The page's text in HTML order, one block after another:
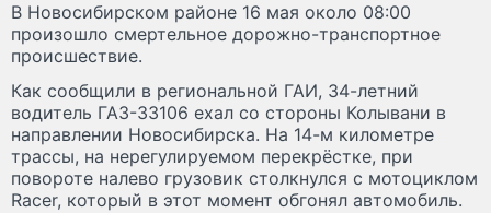
В Новосибирском районе 16 мая около 08:00
произошло смертельное дорожно-транспортное
происшествие.
Как сообщили в региональной ГАИ, 34-летний
водитель ГАЗ-33106 ехал со стороны Колывани в
направлении Новосибирска. На 14-м километре
трассы, на нерегулируемом перекрёстке, при
повороте налево грузовик столкнулся с мотоциклом
Racer, который в этот момент обгонял автомобиль.